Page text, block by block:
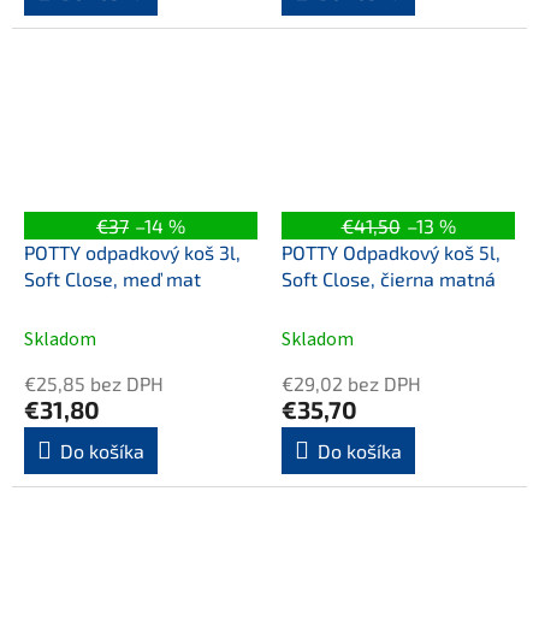
€37 –14 %
POTTY odpadkový koš 3l,
Soft Close, meď mat
Skladom
€25,85 bez DPH
€31,80
Do košíka
€41,50 –13 %
POTTY Odpadkový koš 5l,
Soft Close, čierna matná
Skladom
€29,02 bez DPH
€35,70
Do košíka